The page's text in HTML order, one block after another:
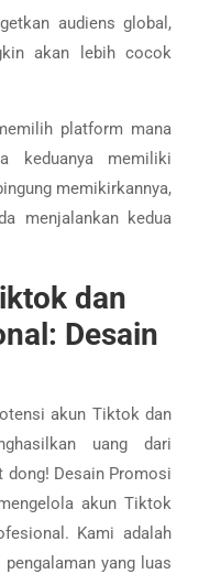
audiens global,
akan lebih cocok
platform mana
keduanya memiliki
memikirkannya,
menjalankan kedua
dan
Desain
akun Tiktok dan
uang dari
dong! Desain Promosi
akun Tiktok
Kami adalah
yang luas